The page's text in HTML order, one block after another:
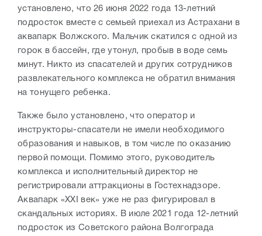
установлено, что 26 июня 2022 года 13-летний
подросток вместе с семьей приехал из Астрахани в
аквапарк Волжского. Мальчик скатился с одной из
горок в бассейн, где утонул, пробыв в воде семь
минут. Никто из спасателей и других сотрудников
развлекательного комплекса не обратил внимания
на тонущего ребенка.
Также было установлено, что оператор и
инструкторы-спасатели не имели необходимого
образования и навыков, в том числе по оказанию
первой помощи. Помимо этого, руководитель
комплекса и исполнительный директор не
регистрировали аттракционы в Гостехнадзоре.
Аквапарк «XXI век» уже не раз фигурировал в
скандальных историях. В июле 2021 года 12-летний
подросток из Советского района Волгограда